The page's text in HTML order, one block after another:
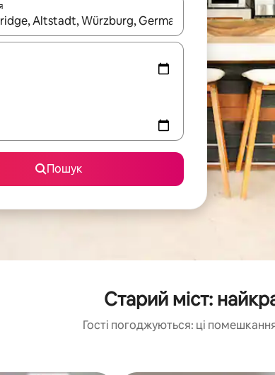
пошуку, використовуйте для навігації
Пошук
Старий міст:
Гості погоджуються: ці